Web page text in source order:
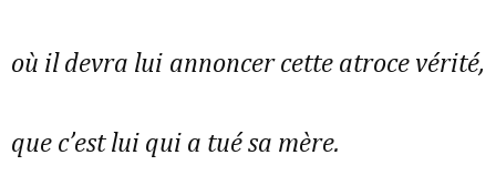
où il devra lui annoncer cette atroce vérité,
que c’est lui qui a tué sa mère.